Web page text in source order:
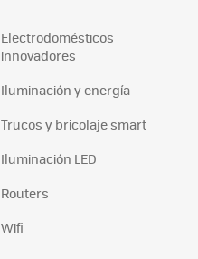
Electrodomésticos
innovadores
Iluminación y energía
Trucos y bricolaje smart
Iluminación LED
Routers
Wifi